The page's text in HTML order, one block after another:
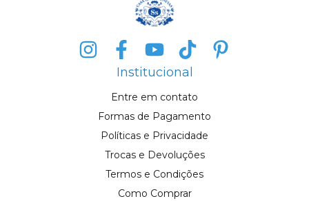
Institucional
Entre em contato
Formas de Pagamento
Políticas e Privacidade
Trocas e Devoluções
Termos e Condições
Como Comprar